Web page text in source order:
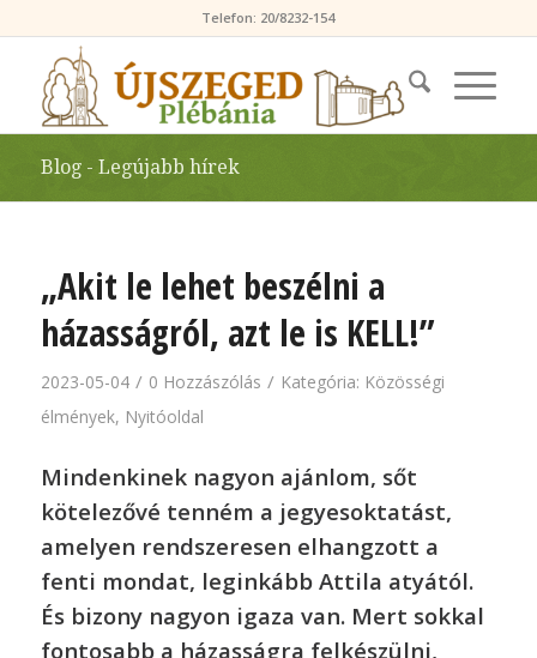
Telefon: 20/8232-154
Blog - Legújabb hírek
„Akit le lehet beszélni a
házasságról, azt le is KELL!”
2023-05-04 / 0 Hozzászólás / Kategória: Közösségi
élmények, Nyitóoldal
Mindenkinek nagyon ajánlom, sőt
kötelezővé tenném a jegyesoktatást,
amelyen rendszeresen elhangzott a
fenti mondat, leginkább Attila atyától.
És bizony nagyon igaza van. Mert sokkal
fontosabb a házasságra felkészülni,